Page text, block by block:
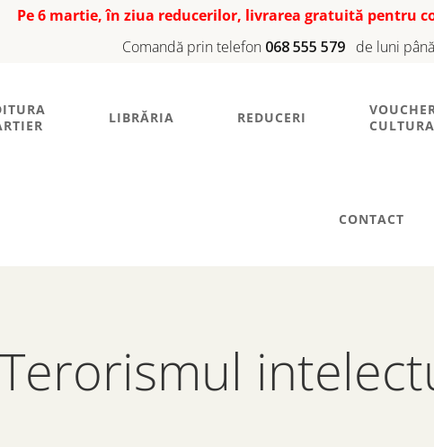
Pe 6 martie, în ziua reducerilor, livrarea gratuită pentru
Comandă prin telefon 068 555 579 de luni
LIBRĂRIA REDUCERI
CONTACT